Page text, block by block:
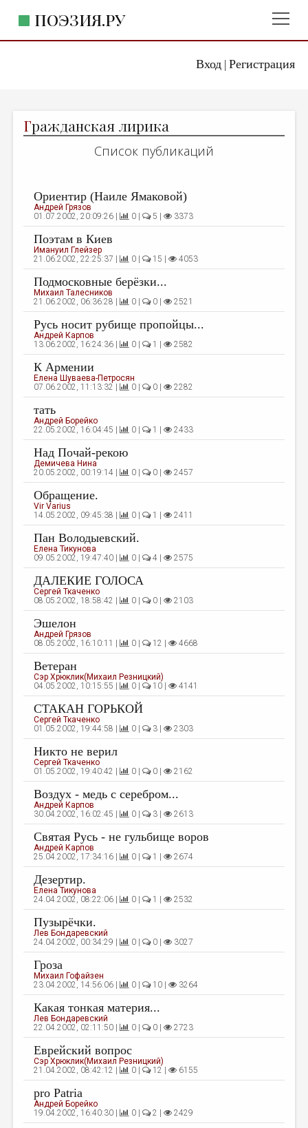
Вход| Регистрация
ПОЭЗИЯ.РУ
ЖАНРЫ
ЛИТСАЛОН
НОВОСТИ
ПРАВИЛА САЙТА
ОТДЕЛЫ И РУБРИКИ
ИЗБРАННОЕ
ДАЙДЖЕСТ
ПРОИЗВЕДЕНИЯ
ПЕРЕВОДЫ
КОНКУРСЫ
ДЕТСКАЯ КОМНАТА
КНИЖНАЯ ПОЛКА
ОБЗОР ЛИТЕРАТУРЫ
СТРАНИЦЫ ПАМЯТИ
ОБЪЯВЛЕНИЯ
КОЛОНКА РЕДАКТОРА
РЕДКОЛЛЕГИЯ
ОТ РЕДАКЦИИ
МАЛАЯ ПРОЗА
ЭССЕИСТИКА
ЛИТЕРАТУРОВЕДЕНИЕ
КУЛЬТУРОВЕДЕНИЕ
ПУБЛИЦИСТИКА
РЕЦЕНЗИРОВАНИЕ
ЦИКЛЫ ПУБЛИКАЦИЙ
ТРЕДИАКОВСКИЙ
МЕДИА
ВКОНТАКТЕ
Гражданская лирика
Список публикаций
Ориентир (Наиле Ямаковой)
Андрей Грязов
01.07.2002, 20:09:26 |
0 | 5 | 3373
Поэтам в Киев
Имануил Глейзер
21.06.2002, 22:25:37 |
0 | 15 | 4053
Подмосковные берёзки...
Михаил Талесников
21.06.2002, 06:36:28 |
0 | 0 | 2521
Русь носит рубище пропойцы...
Андрей Карпов
13.06.2002, 16:24:36 |
0 | 1 | 2582
К Армении
Елена Шуваева-Петросян
07.06.2002, 11:13:32 |
0 | 0 | 2282
тать
Андрей Борейко
22.05.2002, 16:04:45 |
0 | 1 | 2433
Над Почай-рекою
Демичева Нина
20.05.2002, 00:19:14 |
0 | 0 | 2457
Обращение.
Vir Varius
14.05.2002, 09:45:38 |
0 | 1 | 2411
Пан Володыевский.
Елена Тикунова
09.05.2002, 19:47:40 |
0 | 4 | 2575
ДАЛЕКИЕ ГОЛОСА
Сергей Ткаченко
08.05.2002, 18:58:42 |
0 | 0 | 2103
Эшелон
Андрей Грязов
08.05.2002, 16:10:11 |
0 | 12 | 4668
Ветеран
Сэр Хрюклик(Михаил Резницкий)
04.05.2002, 10:15:55 |
0 | 10 | 4141
СТАКАН ГОРЬКОЙ
Сергей Ткаченко
01.05.2002, 19:44:58 |
0 | 3 | 2303
Никто не верил
Сергей Ткаченко
01.05.2002, 19:40:42 |
0 | 0 | 2162
Воздух - медь с серебром...
Андрей Карпов
30.04.2002, 16:02:45 |
0 | 3 | 2613
Святая Русь - не гульбище воров
Андрей Карпов
25.04.2002, 17:34:16 |
0 | 1 | 2674
Дезертир.
Елена Тикунова
24.04.2002, 08:22:06 |
0 | 1 | 2532
Пузырёчки.
Лев Бондаревский
24.04.2002, 00:34:29 |
0 | 0 | 3027
Гроза
Михаил Гофайзен
23.04.2002, 14:56:06 |
0 | 10 | 3264
Какая тонкая материя...
Лев Бондаревский
22.04.2002, 02:11:50 |
0 | 0 | 2723
Еврейский вопрос
Сэр Хрюклик(Михаил Резницкий)
21.04.2002, 08:42:12 |
0 | 12 | 6155
pro Patria
Андрей Борейко
19.04.2002, 16:40:30 |
0 | 2 | 2429